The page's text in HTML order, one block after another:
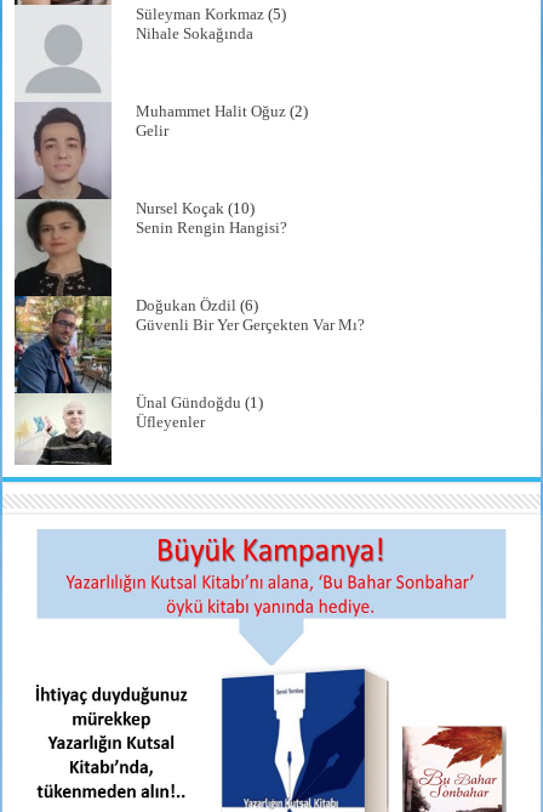
Süleyman Korkmaz (5)
Nihale Sokağında
Muhammet Halit Oğuz (2)
Gelir
Nursel Koçak (10)
Senin Rengin Hangisi?
Doğukan Özdil (6)
Güvenli Bir Yer Gerçekten Var Mı?
Ünal Gündoğdu (1)
Üfleyenler